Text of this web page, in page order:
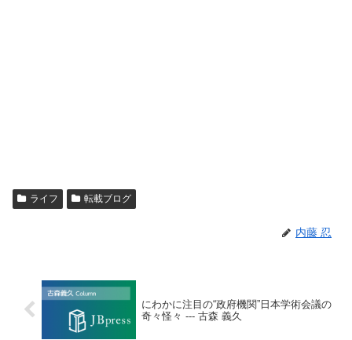
ライフ 転載ブログ
内藤 忍
にわかに注目の“政府機関”日本学術会議の
奇々怪々 --- 古森 義久